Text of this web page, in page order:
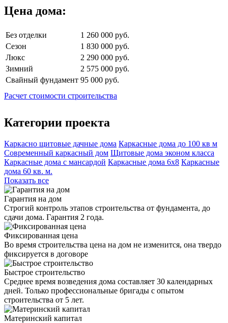
Цена дома:
Без отделки
1 260 000 руб.
Сезон
1 830 000 руб.
Люкс
2 290 000 руб.
Зимний
2 575 000 руб.
Свайный фундамент 95 000 руб.
Расчет стоимости строительства
Категории проекта
Каркасно щитовые дачные дома Каркасные дома до 100 кв м
Современный каркасный дом Щитовые дома эконом класса
Каркасные дома с мансардой Каркасные дома 6х8 Каркасные
дома 60 кв. м.
Показать все
Гарантия на дом
Строгий контроль этапов строительства от фундамента, до
сдачи дома. Гарантия 2 года.
Фиксированная цена
Во время строительства цена на дом не изменится, она твердо
фиксируется в договоре
Быстрое строительство
Среднее время возведения дома составляет 30 календарных
дней. Только профессиональные бригады с опытом
строительства от 5 лет.
Материнский капитал